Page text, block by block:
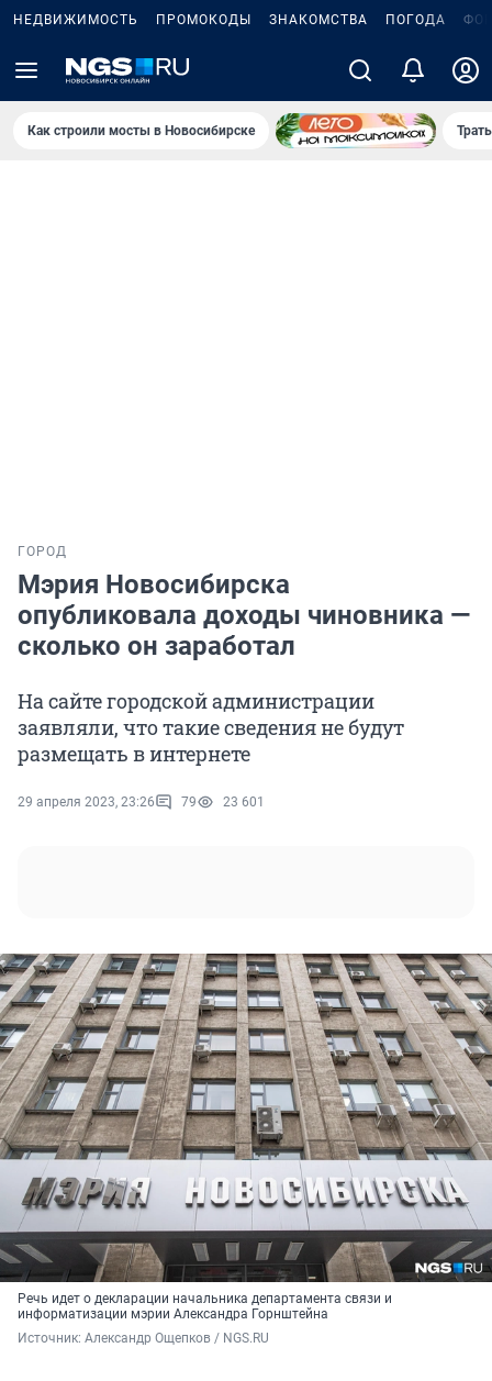
НЕДВИЖИМОСТЬ ПРОМОКОДЫ ЗНАКОМСТВА ПОГОДА
Как строили мосты в Новосибирске
ГОРОД
Мэрия Новосибирска
опубликовала доходы чиновника —
сколько он заработал
На сайте городской администрации
заявляли, что такие сведения не будут
размещать в интернете
29 апреля 2023, 23:26 79 23 601
Речь идет о декларации начальника департамента связи и
информатизации мэрии Александра Горнштейна
Источник: Александр Ощепков / NGS.RU